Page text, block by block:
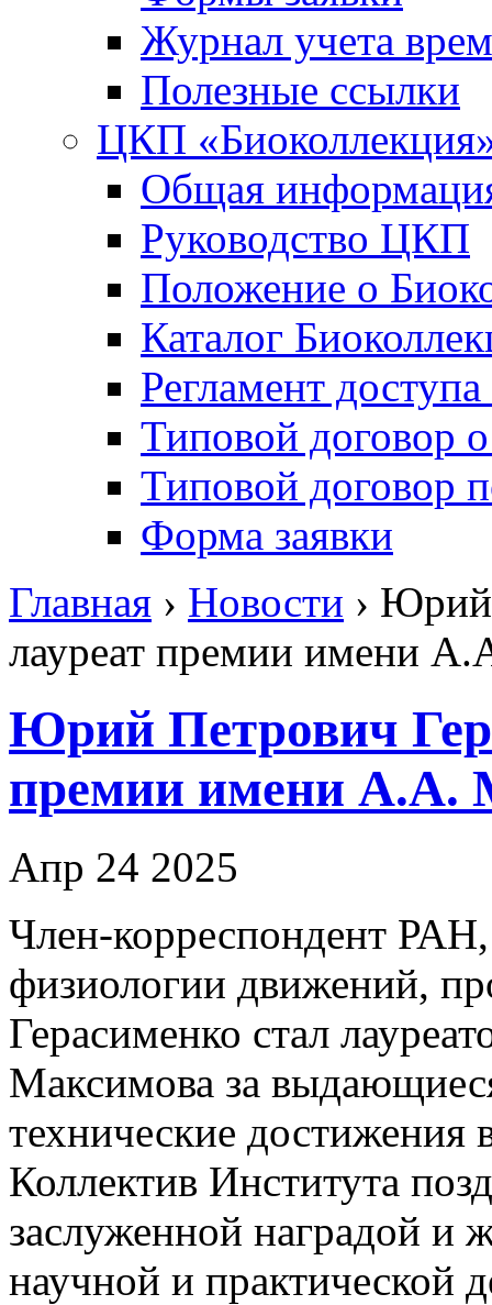
Журнал учета
Полезные ссылки
ЦКП
Общая
Руководство ЦКП
Положение о
Каталог
Регламент
Типовой договор
Типовой договор
Форма заявки
Главная › Новости › Юрий
лауреат премии имени
Юрий Петрович
премии имени А.А.
Апр 24 2025
Член-корреспондент
физиологии движений,
Герасименко стал
Максимова за
технические достижения
Коллектив Института
заслуженной наградой и
научной и практической